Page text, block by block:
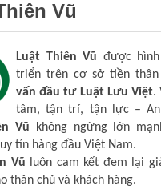
Vũ
Luật Thiên Vũ được
triển trên cơ sở tiền
vấn đầu tư Luật Lưu Việt.
tâm, tận trí, tận lực – An
Vũ không ngừng lớn
tín hàng đầu Việt Nam.
Vũ luôn cam kết đem lại
thân chủ và khách hàng.